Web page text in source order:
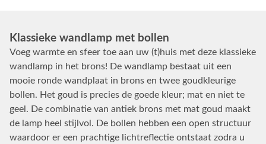
Klassieke wandlamp met bollen
Voeg warmte en sfeer toe aan uw (t)huis met deze klassieke
wandlamp in het brons! De wandlamp bestaat uit een
mooie ronde wandplaat in brons en twee goudkleurige
bollen. Het goud is precies de goede kleur; mat en niet te
geel. De combinatie van antiek brons met mat goud maakt
de lamp heel stijlvol. De bollen hebben een open structuur
waardoor er een prachtige lichtreflectie ontstaat zodra u